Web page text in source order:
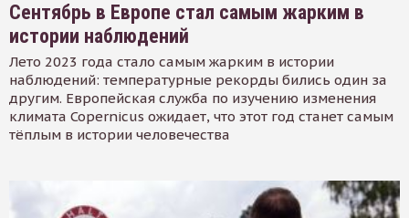
Сентябрь в Европе стал самым жарким в
истории наблюдений
Лето 2023 года стало самым жарким в истории
наблюдений: температурные рекорды бились один за
другим. Европейская служба по изучению изменения
климата Copernicus ожидает, что этот год станет самым
тёплым в истории человечества